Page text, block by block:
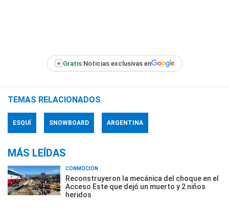
+ Gratis:Noticias exclusivas en
TEMAS RELACIONADOS
ESQUÍ SNOWBOARD ARGENTINA
MÁS LEÍDAS
CONMOCIÓN
Reconstruyeron la mecánica del choque en el
Acceso Este que dejó un muerto y 2 niños
heridos